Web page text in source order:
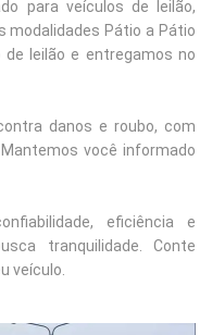
para veículos de leilão,
modalidades Pátio a Pátio
leilão e entregamos no
danos e roubo, com
você informado
eficiência e
tranquilidade. Conte
veículo.